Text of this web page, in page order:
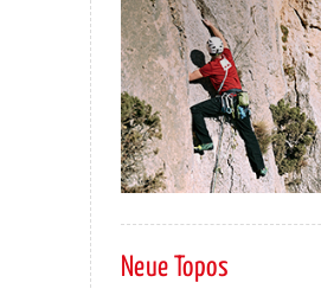
Neue Topos